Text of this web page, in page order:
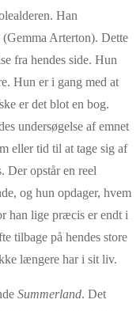
Han
Arterton). Dette
fra hendes side. Hun
Hun er i gang med at
er det blot en bog.
undersøgelse af emnet
eller tid til at tage sig af
Der opstår en reel
og hun opdager, hvem
han lige præcis er endt i
tilbage på hendes store
længere har i sit liv.
Summerland. Det